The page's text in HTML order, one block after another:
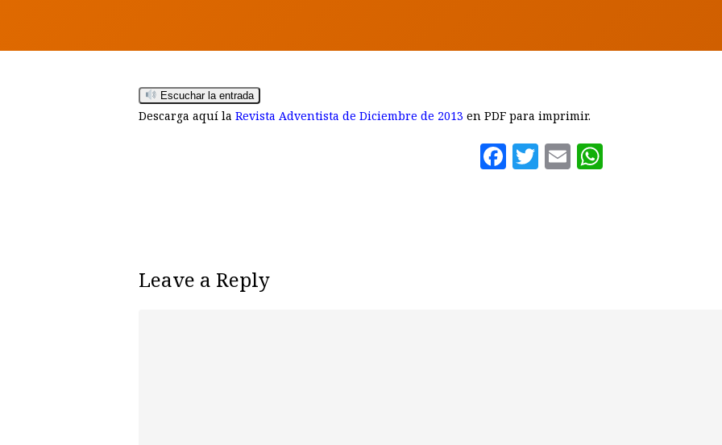
Escuchar la entrada
Descarga aquí la Revista Adventista de Diciembre de 2013 en PDF para imprimir.
Facebook
Twitter
Email
Leave a Reply